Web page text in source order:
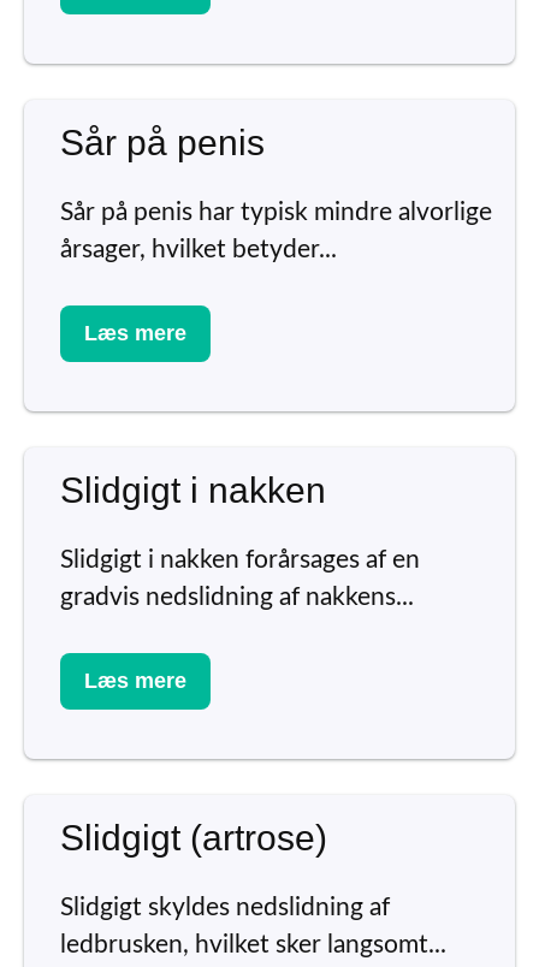
Sår på penis
Sår på penis har typisk mindre alvorlige
årsager, hvilket betyder...
Læs mere
Slidgigt i nakken
Slidgigt i nakken forårsages af en
gradvis nedslidning af nakkens...
Læs mere
Slidgigt (artrose)
Slidgigt skyldes nedslidning af
ledbrusken, hvilket sker langsomt...